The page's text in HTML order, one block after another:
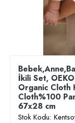
İkili Set,
Organic Cloth
Cloth%100
67x28 cm
Stok Kodu: